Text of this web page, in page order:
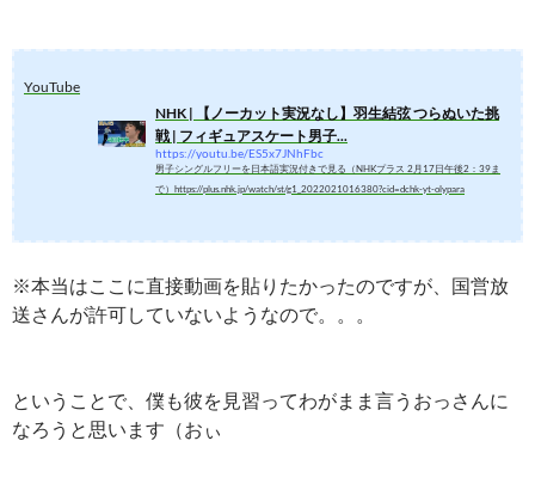
YouTube
NHK | 【ノーカット実況なし】羽生結弦 つらぬいた挑
戦 | フィギュアスケート男子...
https://youtu.be/ES5x7JNhFbc
男子シングルフリーを日本語実況付きで見る（NHKプラス 2月17日午後2：39ま
で）https://plus.nhk.jp/watch/st/g1_2022021016380?cid=dchk-yt-olypara
※本当はここに直接動画を貼りたかったのですが、国営放
送さんが許可していないようなので。。。
ということで、僕も彼を見習ってわがまま言うおっさんに
なろうと思います（おぃ